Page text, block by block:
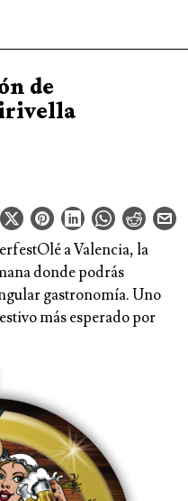
de
a Valencia, la
donde podrás
gastronomía. Uno
más esperado por